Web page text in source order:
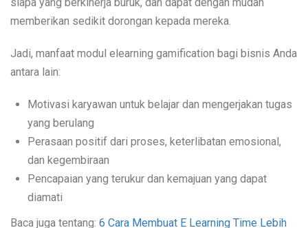
memberikan sedikit dorongan kepada mereka.
Jadi, manfaat modul elearning gamification bagi bisnis Anda
antara lain:
Motivasi karyawan untuk belajar dan mengerjakan tugas
yang berulang
Perasaan positif dari proses, keterlibatan emosional,
dan kegembiraan
Pencapaian yang terukur dan kemajuan yang dapat
diamati
Baca juga tentang: 6 Cara Membuat E Learning Time Lebih